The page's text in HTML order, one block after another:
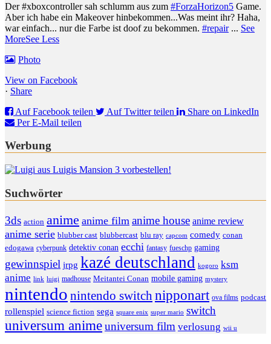
Der #xboxcontroller sah schlumm aus zum #ForzaHorizon5 Game.
Aber ich habe ein Makeover hinbekommen...Was meint ihr? Haha,
war einfach... nur die Farbe ist doof zu bekommen. #repair ... See
MoreSee Less
Photo
View on Facebook
· Share
Auf Facebook teilen
Auf Twitter teilen
Share on LinkedIn
Per E-Mail teilen
Werbung
Suchwörter
3ds action anime anime film anime house anime review
anime serie blubber cast blubbercast blu ray capcom comedy conan
edogawa cyberpunk detektiv conan ecchi fantasy fueschp gaming
gewinnspiel jrpg kazé deutschland kogoro ksm
anime link luigi madhouse Meitantei Conan mobile gaming mystery
nintendo nintendo switch nipponart ova films podcast
rollenspiel science fiction sega square enix super mario switch
universum anime universum film verlosung wii u